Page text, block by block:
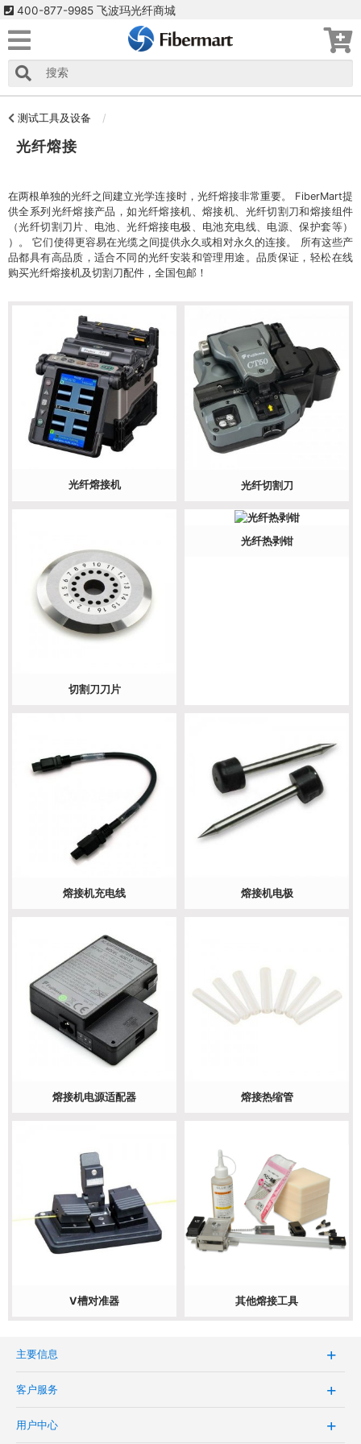
400-877-9985 飞波玛光纤商城
测试工具及设备
光纤熔接
在两根单独的光纤之间建立光学连接时，光纤熔接非常重要。 FiberMart提
供全系列光纤熔接产品，如光纤熔接机、熔接机、光纤切割刀和熔接组件
（光纤切割刀片、电池、光纤熔接电极、电池充电线、电源、保护套等）
）。 它们使得更容易在光缆之间提供永久或相对永久的连接。 所有这些产
品都具有高品质，适合不同的光纤安装和管理用途。品质保证，轻松在线
购买光纤熔接机及切割刀配件，全国包邮！
光纤熔接机 光纤切割刀
切割刀刀片
光纤热剥钳
熔接机充电线 熔接机电极
熔接机电源适配器 熔接热缩管
V槽对准器 其他熔接工具
主要信息
客户服务
用户中心